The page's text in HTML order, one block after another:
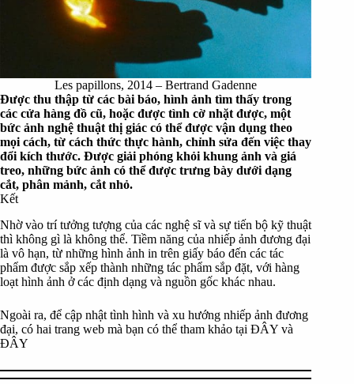
Les papillons, 2014 – Bertrand Gadenne
Được thu thập từ các bài báo, hình ảnh tìm thấy trong
các cửa hàng đồ cũ, hoặc được tình cờ nhặt được, một
bức ảnh nghệ thuật thị giác có thể được vận dụng theo
mọi cách, từ cách thức thực hành, chỉnh sửa đến việc thay
đổi kích thước. Được giải phóng khỏi khung ảnh và giá
treo, những bức ảnh có thể được trưng bày dưới dạng
cắt, phân mảnh, cắt nhỏ.
Kết
Nhờ vào trí tưởng tượng của các nghệ sĩ và sự tiến bộ kỹ thuật
thì không gì là không thể. Tiềm năng của nhiếp ảnh đương đại
là vô hạn, từ những hình ảnh in trên giấy báo đến các tác
phẩm được sắp xếp thành những tác phẩm sắp đặt, với hàng
loạt hình ảnh ở các định dạng và nguồn gốc khác nhau.
Ngoài ra, để cập nhật tình hình và xu hướng nhiếp ảnh đương
đại, có hai trang web mà bạn có thể tham khảo tại ĐÂY và
ĐÂY